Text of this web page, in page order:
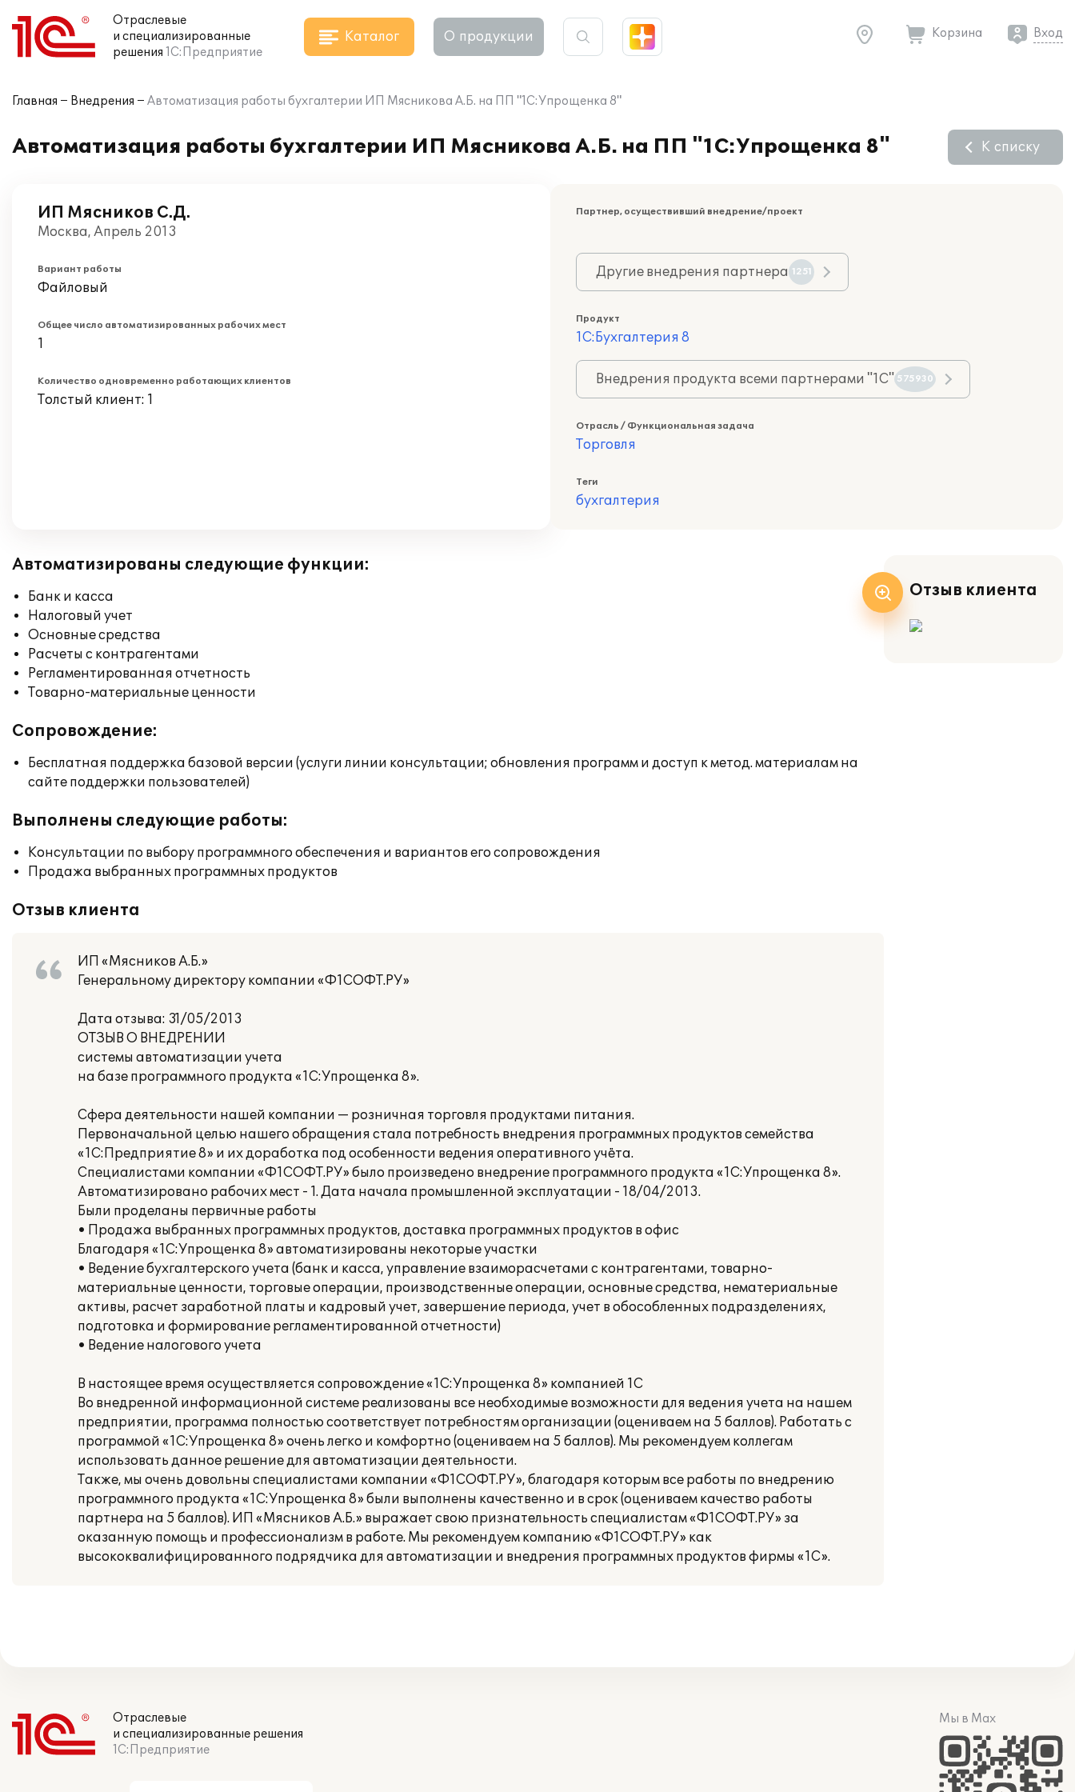
Отраслевые
и специализированные
решения 1С:Предприятие
Каталог О продукции Корзина Вход
Главная Внедрения Автоматизация работы бухгалтерии ИП Мясникова А.Б. на ПП "1С:Упрощенка 8"
Автоматизация работы бухгалтерии ИП Мясникова А.Б. на ПП "1С:Упрощенка 8" К списку
ИП Мясников С.Д.
Москва, Апрель 2013
Вариант работы
Файловый
Общее число автоматизированных рабочих мест
1
Количество одновременно работающих клиентов
Толстый клиент: 1
Партнер, осуществивший внедрение/проект
Другие внедрения партнера 1251
Продукт
1С:Бухгалтерия 8
Внедрения продукта всеми партнерами "1С" 575930
Отрасль / Функциональная задача
Торговля
Теги
бухгалтерия
Автоматизированы следующие функции:
Банк и касса
Налоговый учет
Основные средства
Расчеты с контрагентами
Регламентированная отчетность
Товарно-материальные ценности
Сопровождение:
Бесплатная поддержка базовой версии (услуги линии консультации; обновления программ и доступ к метод. материалам на
сайте поддержки пользователей)
Выполнены следующие работы:
Консультации по выбору программного обеспечения и вариантов его сопровождения
Продажа выбранных программных продуктов
Отзыв клиента
ИП «Мясников А.Б.»
Генеральному директору компании «Ф1СОФТ.РУ»
Дата отзыва: 31/05/2013
ОТЗЫВ О ВНЕДРЕНИИ
системы автоматизации учета
на базе программного продукта «1С:Упрощенка 8».
Сфера деятельности нашей компании — розничная торговля продуктами питания.
Первоначальной целью нашего обращения стала потребность внедрения программных продуктов семейства
«1С:Предприятие 8» и их доработка под особенности ведения оперативного учёта.
Специалистами компании «Ф1СОФТ.РУ» было произведено внедрение программного продукта «1С:Упрощенка 8».
Автоматизировано рабочих мест - 1. Дата начала промышленной эксплуатации - 18/04/2013.
Были проделаны первичные работы
• Продажа выбранных программных продуктов, доставка программных продуктов в офис
Благодаря «1С:Упрощенка 8» автоматизированы некоторые участки
• Ведение бухгалтерского учета (банк и касса, управление взаиморасчетами с контрагентами, товарно-
материальные ценности, торговые операции, производственные операции, основные средства, нематериальные
активы, расчет заработной платы и кадровый учет, завершение периода, учет в обособленных подразделениях,
подготовка и формирование регламентированной отчетности)
• Ведение налогового учета
В настоящее время осуществляется сопровождение «1С:Упрощенка 8» компанией 1С
Во внедренной информационной системе реализованы все необходимые возможности для ведения учета на нашем
предприятии, программа полностью соответствует потребностям организации (оцениваем на 5 баллов). Работать с
программой «1С:Упрощенка 8» очень легко и комфортно (оцениваем на 5 баллов). Мы рекомендуем коллегам
использовать данное решение для автоматизации деятельности.
Также, мы очень довольны специалистами компании «Ф1СОФТ.РУ», благодаря которым все работы по внедрению
программного продукта «1С:Упрощенка 8» были выполнены качественно и в срок (оцениваем качество работы
партнера на 5 баллов). ИП «Мясников А.Б.» выражает свою признательность специалистам «Ф1СОФТ.РУ» за
оказанную помощь и профессионализм в работе. Мы рекомендуем компанию «Ф1СОФТ.РУ» как
высококвалифицированного подрядчика для автоматизации и внедрения программных продуктов фирмы «1С».
Отзыв клиента
Отраслевые
и специализированные решения
1С:Предприятие
Мы в Max